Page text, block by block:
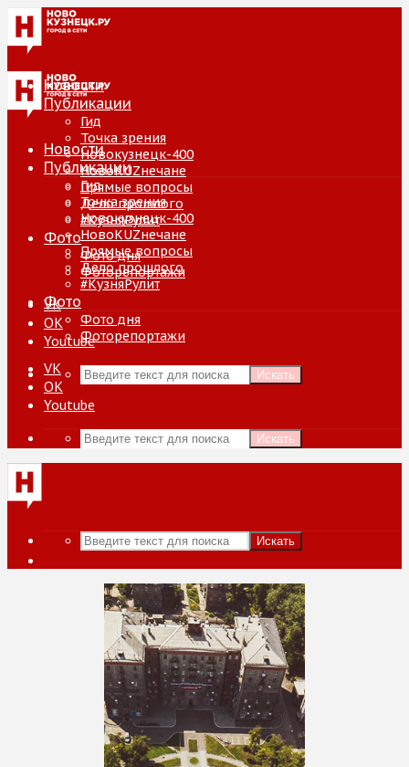
Новости
Публикации
Гид
Точка зрения
Новокузнецк-400
НовоKUZнечане
Прямые вопросы
Дело прошлого
#КузняРулит
Фото
Фото дня
Фоторепортажи
VK
ОК
Youtube
Искать
Новости
Публикации
Гид
Точка зрения
Новокузнецк-400
НовоKUZнечане
Прямые вопросы
Дело прошлого
#КузняРулит
Фото
Фото дня
Фоторепортажи
VK
ОК
Youtube
Искать
Искать